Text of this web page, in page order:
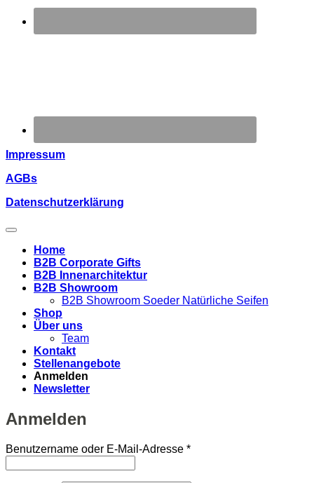
Impressum
AGBs
Datenschutzerklärung
Home
B2B Corporate Gifts
B2B Innenarchitektur
B2B Showroom
B2B Showroom Soeder Natürliche Seifen
Shop
Über uns
Team
Kontakt
Stellenangebote
Anmelden
Newsletter
Anmelden
Benutzername oder E-Mail-Adresse *Erforderlich